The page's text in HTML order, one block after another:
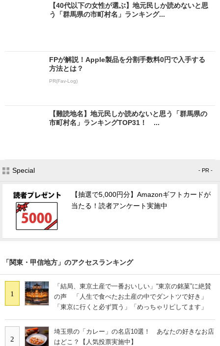
【40代以下の女性が選ぶ】地元民しか読めないと思
う「群馬県の市町村名」ランキング...
FPが解説！Apple製品を分割手数料0円で入手する
方法とは？
PR(Fav-Log)
【難読地名】地元民しか読めないと思う「群馬県の
市町村名」ランキングTOP31！ ...
Special - PR -
【抽選で5,000円分】Amazonギフトカードが
当たる！読者アンケート実施中
「関東・甲信地方」のアクセスランキング
1
「結局、東京土産で一番おいしい」“東京の銘菓”に絶賛
の声 「人生で食べたお土産の中でダントツで好き」
「東京に行くと必ず買う」「めっちゃリピしてます」
2
埼玉県の「カレー」の名店10選！ あなたの好きなお店
はどこ？【人気投票実施中】